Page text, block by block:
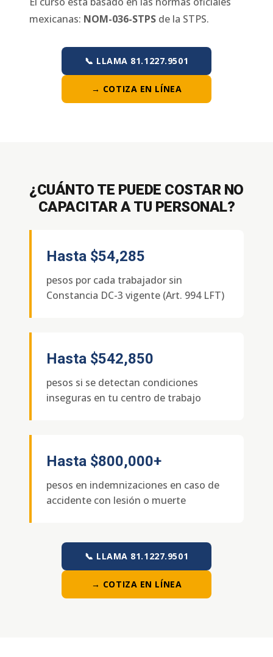
mexicanas: NOM-036-STPS de la STPS.
📞 LLAMA 81.1227.9501
→ COTIZA EN LÍNEA
¿CUÁNTO TE PUEDE COSTAR NO
CAPACITAR A TU PERSONAL?
Hasta $54,285
pesos por cada trabajador sin
Constancia DC-3 vigente (Art. 994 LFT)
Hasta $542,850
pesos si se detectan condiciones
inseguras en tu centro de trabajo
Hasta $800,000+
pesos en indemnizaciones en caso de
accidente con lesión o muerte
📞 LLAMA 81.1227.9501
→ COTIZA EN LÍNEA